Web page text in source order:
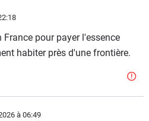
France pour payer l'essence
habiter près d'une frontière.
à 06:49